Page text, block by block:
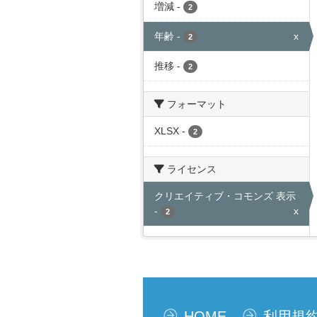
増減 - 2
年齢 - 2 x
推移 - 2
フォーマット
XLSX - 2
ライセンス
クリエイティブ・コモンズ 表示
-
2 x